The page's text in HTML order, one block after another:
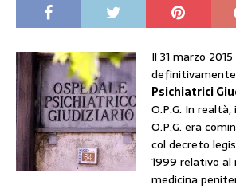
Il 31 marzo
Psichiatrici
O.P.G. In realtà,
O.P.G. era
col decreto
1999 relativo al
medicina